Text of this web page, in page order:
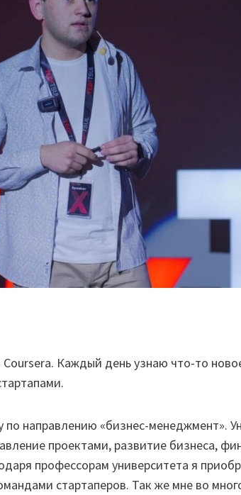
Каждый день узнаю что-то
по направлению «бизнес-менеджмент».
проектами, развитие бизнеса,
профессорам университета я
стартаперов. Так же мне во